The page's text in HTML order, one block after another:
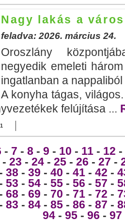
Nagy lakás a
feladva: 2026. március 24.
Oroszlány
negyedik emeleti
ingatlanban a
A konyha tágas,
felújítása ...
- 7 - 8 - 9 - 10 - 11 - 12 -
- 23 - 24 - 25 - 26 - 27 -
- 38 - 39 - 40 - 41 - 42 -
- 53 - 54 - 55 - 56 - 57 -
- 68 - 69 - 70 - 71 - 72 -
- 83 - 84 - 85 - 86 - 87 -
94 - 95 - 96 - 97